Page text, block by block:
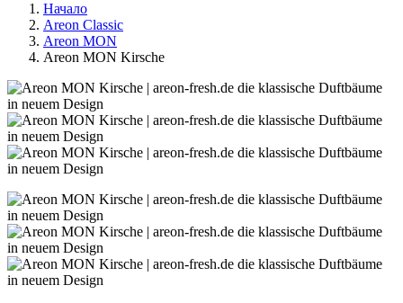
Начало
Areon Classic
Areon MON
Areon MON Kirsche